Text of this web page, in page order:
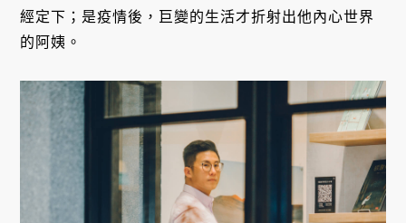
經定下；是疫情後，巨變的生活才折射出他內心世界
的阿姨。